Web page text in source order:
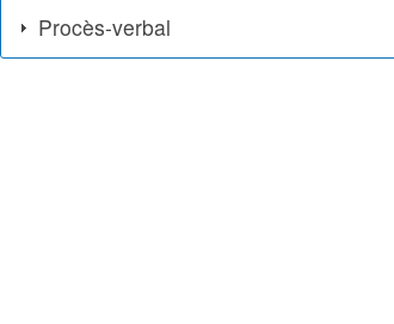
Procès-verbal